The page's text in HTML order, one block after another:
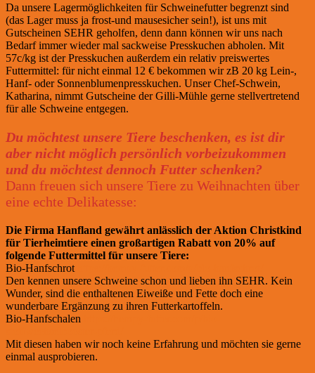
Da unsere Lagermöglichkeiten für Schweinefutter begrenzt sind
(das Lager muss ja frost-und mausesicher sein!), ist uns mit
Gutscheinen SEHR geholfen, denn dann können wir uns nach
Bedarf immer wieder mal sackweise Presskuchen abholen. Mit
57c/kg ist der Presskuchen außerdem ein relativ preiswertes
Futtermittel: für nicht einmal 12 € bekommen wir zB 20 kg Lein-,
Hanf- oder Sonnenblumenpresskuchen. Unser Chef-Schwein,
Katharina, nimmt Gutscheine der Gilli-Mühle gerne stellvertretend
für alle Schweine entgegen.
Du möchtest unsere Tiere beschenken, es ist dir
aber nicht möglich persönlich vorbeizukommen
und du möchtest dennoch Futter schenken?
Dann freuen sich unsere Tiere zu Weihnachten über
eine echte Delikatesse:
Die Firma Hanfland gewährt anlässlich der Aktion Christkind
für Tierheimtiere einen großartigen Rabatt von 20% auf
folgende Futtermittel für unsere Tiere:
Bio-Hanfschrot
Den kennen unsere Schweine schon und lieben ihn SEHR. Kein
Wunder, sind die enthaltenen Eiweiße und Fette doch eine
wunderbare Ergänzung zu ihren Futterkartoffeln.
Bio-Hanfschalen
Mit diesen haben wir noch keine Erfahrung und möchten sie gerne
einmal ausprobieren.